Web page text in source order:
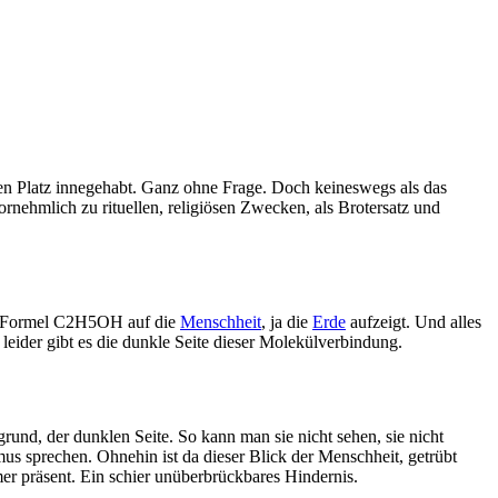
innegehabt. Ganz ohne Frage. Doch keineswegs als das
zu rituellen, religiösen Zwecken, als Brotersatz und
C2H5OH auf die Menschheit, ja die Erde aufzeigt. Und alles
gibt es die dunkle Seite dieser Molekülverbindung.
der dunklen Seite. So kann man sie nicht sehen, sie nicht
sprechen. Ohnehin ist da dieser Blick der Menschheit, getrübt
präsent. Ein schier unüberbrückbares Hindernis.